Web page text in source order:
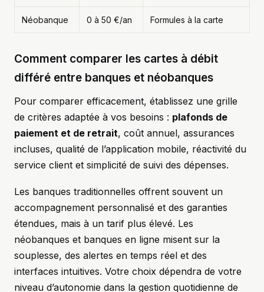
Néobanque 0 à 50 €/an Formules à la carte
Comment comparer les cartes à débit
différé entre banques et néobanques
Pour comparer efficacement, établissez une grille
de critères adaptée à vos besoins : plafonds de
paiement et de retrait, coût annuel, assurances
incluses, qualité de l’application mobile, réactivité du
service client et simplicité de suivi des dépenses.
Les banques traditionnelles offrent souvent un
accompagnement personnalisé et des garanties
étendues, mais à un tarif plus élevé. Les
néobanques et banques en ligne misent sur la
souplesse, des alertes en temps réel et des
interfaces intuitives. Votre choix dépendra de votre
niveau d’autonomie dans la gestion quotidienne de